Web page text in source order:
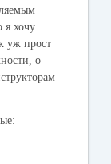
я хочу
уж прост
о